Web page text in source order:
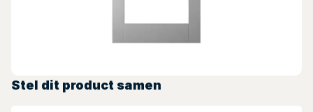
Stel dit product samen